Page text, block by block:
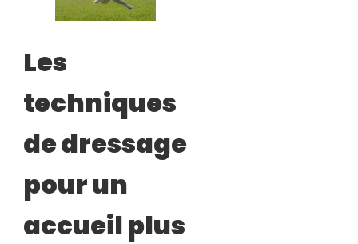
Les
techniques
de dressage
pour un
accueil plus